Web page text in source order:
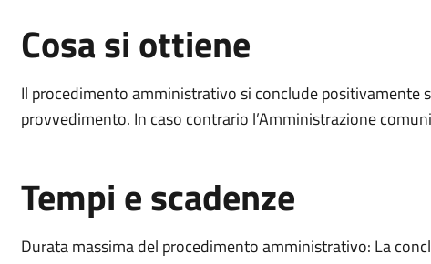
Cosa si ottiene
Il procedimento amministrativo si conclude positivamente
provvedimento. In caso contrario l’Amministrazione
Tempi e scadenze
Durata massima del procedimento amministrativo: La